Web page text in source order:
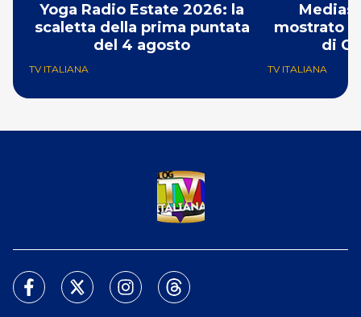
Yoga Radio Estate 2026: la
scaletta della prima puntata
del 4 agosto
TV ITALIANA
mostrato il
di
TV ITALIANA